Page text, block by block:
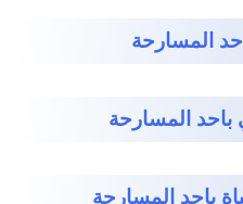
المسارحة
المسارحة
باحد المسارحة